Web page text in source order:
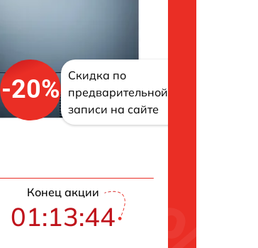
-20%
Скидка по
предварительной
записи на сайте
Конец акции
01:13:43